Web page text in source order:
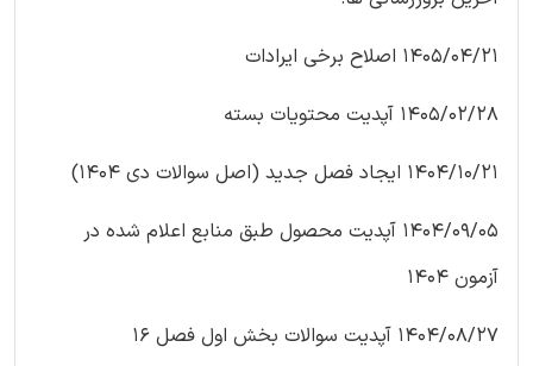
1405/04/21 اصلاح برخی ایرادات
1405/02/28 آپدیت محتویات بسته
1404/10/21 ایجاد فصل جدید (اصل سوالات دی 1404)
1404/09/05 آپدیت محصول طبق منابع اعلام شده در
آزمون 1404
1404/08/27 آپدیت سوالات بخش اول فصل 16